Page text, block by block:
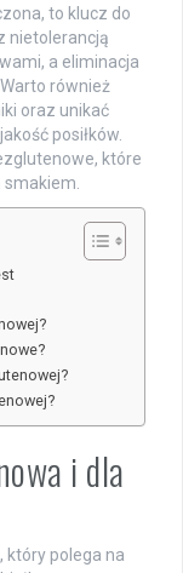
to klucz do
nietolerancją
a eliminacja
również
oraz unikać
posiłków.
które
i dla
który polega na